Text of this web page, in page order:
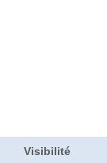
Visibilité